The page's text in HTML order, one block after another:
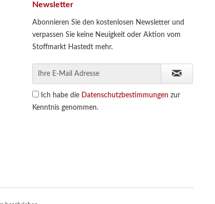
Newsletter
Abonnieren Sie den kostenlosen Newsletter und
verpassen Sie keine Neuigkeit oder Aktion vom
Stoffmarkt Hastedt mehr.
Ich habe die Datenschutzbestimmungen zur
Kenntnis genommen.